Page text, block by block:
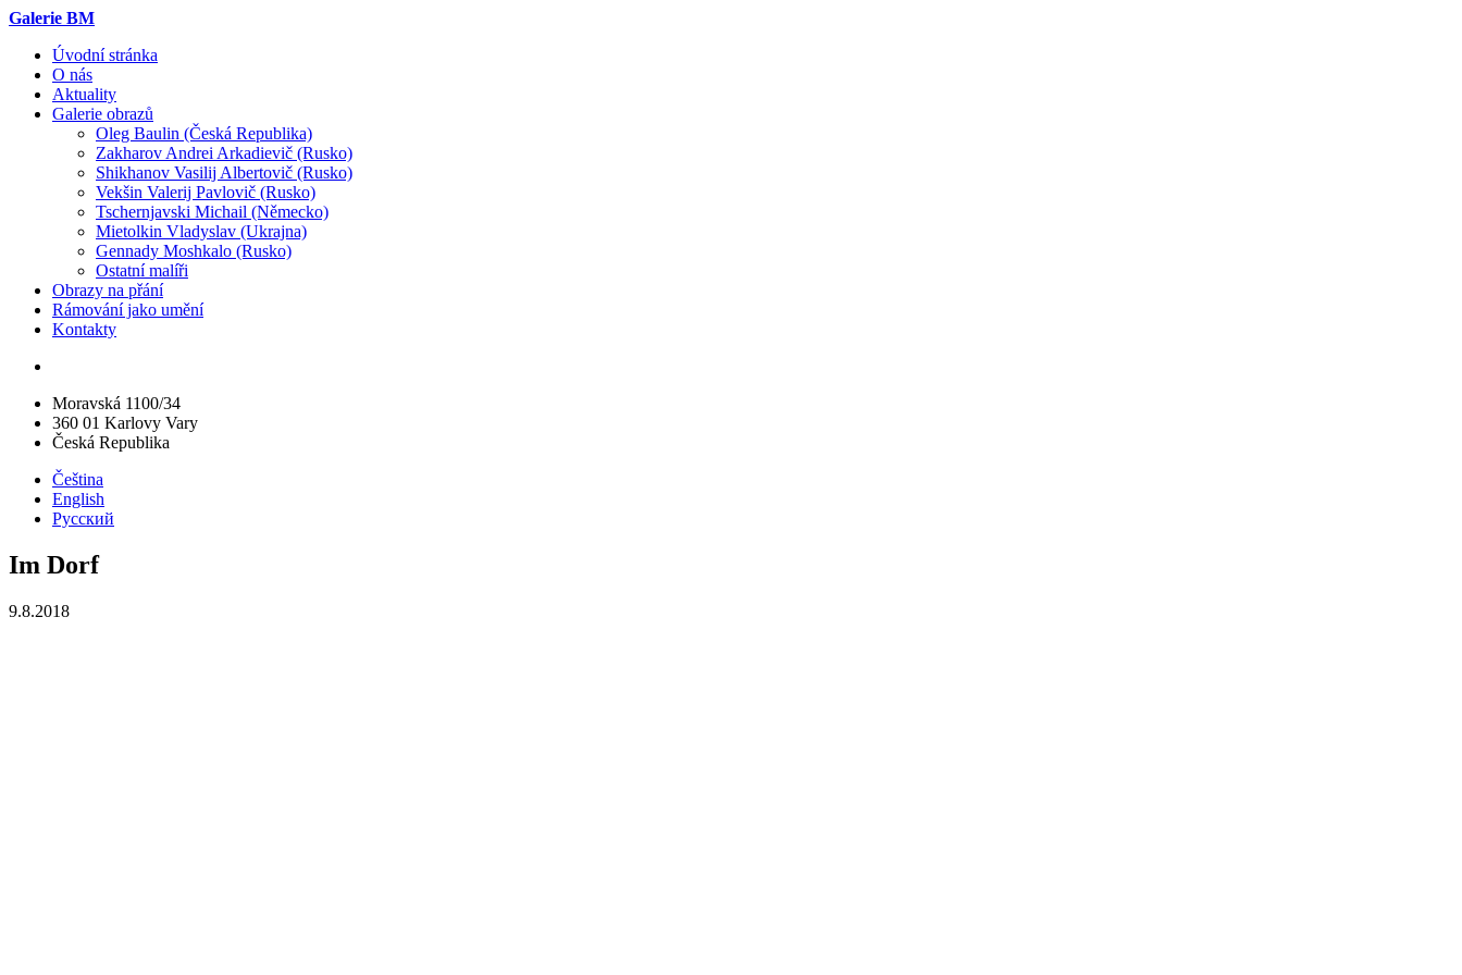
Galerie BM
Úvodní stránka
O nás
Aktuality
Galerie obrazů
Oleg Baulin (Česká Republika)
Zakharov Andrei Arkadievič (Rusko)
Shikhanov Vasilij Albertovič (Rusko)
Vekšin Valerij Pavlovič (Rusko)
Tschernjavski Michail (Německo)
Mietolkin Vladyslav (Ukrajna)
Gennady Moshkalo (Rusko)
Ostatní malíři
Obrazy na přání
Rámování jako umění
Kontakty
Moravská 1100/34
360 01 Karlovy Vary
Česká Republika
Čeština
English
Русский
Im Dorf
9.8.2018